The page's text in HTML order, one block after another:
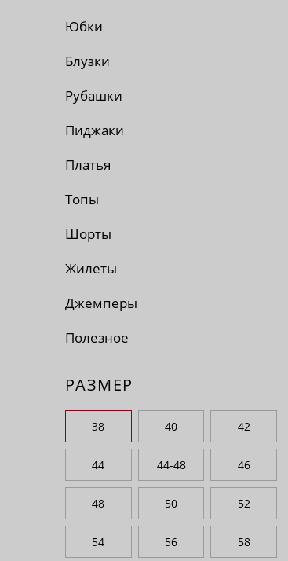
Юбки
Блузки
Рубашки
Пиджаки
Платья
Топы
Шорты
Жилеты
Джемперы
Полезное
РАЗМЕР
38 40 42
44 44-48 46
48 50 52
54 56 58